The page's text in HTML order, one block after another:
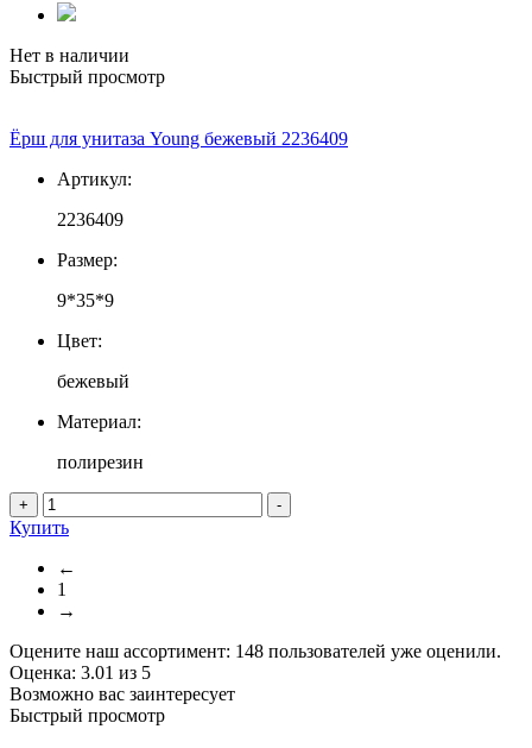
Нет в наличии
Быстрый просмотр
Ёрш для унитаза Young бежевый 2236409
Артикул:
2236409
Размер:
9*35*9
Цвет:
бежевый
Материал:
полирезин
+ -
Купить
←
1
→
Оцените наш ассортимент: 148 пользователей уже оценили.
Оценка: 3.01 из 5
Возможно вас заинтересует
Быстрый просмотр